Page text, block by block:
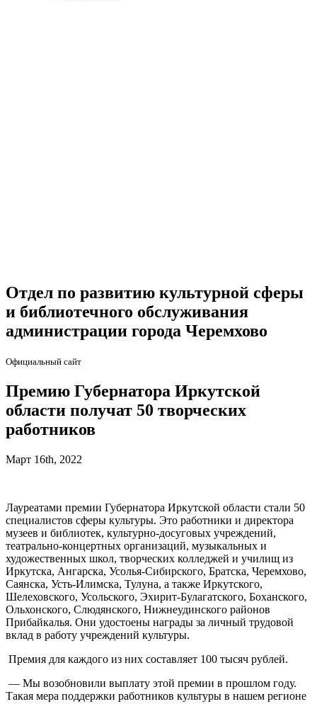
Отдел по развитию культурной сферы
и библиотечного обслуживания
администрации города Черемхово
Официальный сайт
Премию Губернатора Иркутской
области получат 50 творческих
работников
Март 16th, 2022
Лауреатами премии Губернатора Иркутской области стали 50
специалистов сферы культуры. Это работники и директора
музеев и библиотек, культурно-досуговых учреждений,
театрально-концертных организаций, музыкальных и
художественных школ, творческих колледжей и училищ из
Иркутска, Ангарска, Усолья-Сибирского, Братска, Черемхово,
Саянска, Усть-Илимска, Тулуна, а также Иркутского,
Шелеховского, Усольского, Эхирит-Булагатского, Боханского,
Ольхонского, Слюдянского, Нижнеудинского районов
Прибайкалья. Они удостоены награды за личный трудовой
вклад в работу учреждений культуры.
Премия для каждого из них составляет 100 тысяч рублей.
— Мы возобновили выплату этой премии в прошлом году.
Такая мера поддержки работников культуры в нашем регионе